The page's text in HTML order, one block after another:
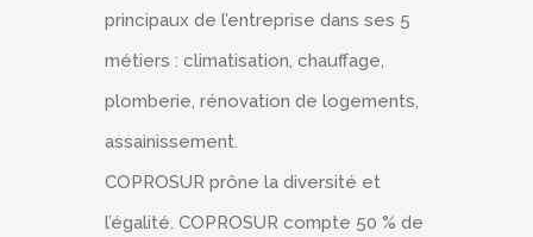
principaux de l’entreprise dans ses 5
métiers : climatisation, chauffage,
plomberie, rénovation de logements,
assainissement.
COPROSUR prône la diversité et
l’égalité. COPROSUR compte 50 % de